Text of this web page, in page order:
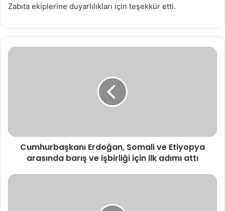
Zabıta ekiplerine duyarlılıkları için teşekkür etti.
Cumhurbaşkanı
işbirliği
attı
Cumhurbaşkanı Erdoğan, Somali ve Etiyopya
arasında barış ve işbirliği için ilk adımı attı
Fenerbahçe,